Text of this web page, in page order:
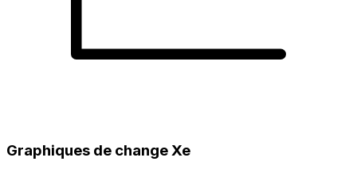
Graphiques de change Xe